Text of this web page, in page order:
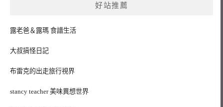
好站推薦
露老爸＆露瑪 食譜生活
大叔搞怪日記
布雷克的出走旅行視界
stancy teacher 美味異想世界